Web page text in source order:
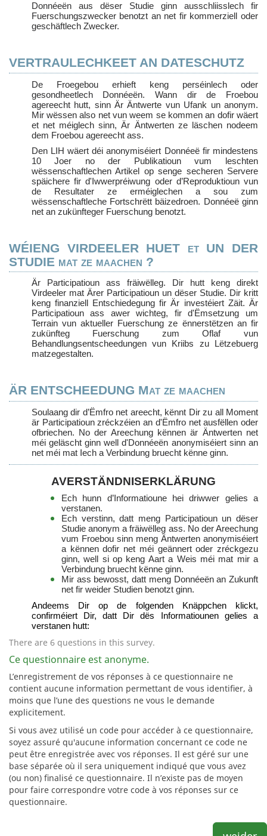
Donnéeën aus dëser Studie ginn ausschliisslech fir
Fuerschungszwecker benotzt an net fir kommerziell oder
geschäftlech Zwecker.
VERTRAULECHKEET AN DATESCHUTZ
De Froegebou erhieft keng perséinlech oder
gesondheetlech Donnéeën. Wann dir de Froebou
agereecht hutt, sinn Är Äntwerte vun Ufank un anonym.
Mir wëssen also net vun weem se kommen an dofir wäert
et net méiglech sinn, Är Äntwerten ze läschen nodeem
dem Froebou agereecht ass.
Den LIH wäert déi anonymiséiert Donnéeë fir mindestens
10 Joer no der Publikatioun vum leschten
wëssenschaftlechen Artikel op senge secheren Servere
späichere fir d'Iwwerpréiwung oder d’Reproduktioun vun
de Resultater ze erméiglechen a sou zum
wëssenschaftleche Fortschrëtt bäizedroen. Donnéeë ginn
net an zukünfteger Fuerschung benotzt.
WÉIENG VIRDEELER HUET et UN DER
STUDIE mat ze maachen ?
Är Participatioun ass fräiwëlleg. Dir hutt keng direkt
Virdeeler mat Ärer Participatioun un dëser Studie. Dir kritt
keng finanziell Entschiedegung fir Är investéiert Zäit. Är
Participatioun ass awer wichteg, fir d'Ëmsetzung um
Terrain vun aktueller Fuerschung ze ënnerstëtzen an fir
zukünfteg Fuerschung zum Oflaf vun
Behandlungsentscheedungen vun Kriibs zu Lëtzebuerg
matzegestalten.
ÄR ENTSCHEEDUNG Mat ze maachen
Soulaang dir d’Ëmfro net areecht, kënnt Dir zu all Moment
är Participatioun zréckzéien an d'Ëmfro net ausfëllen oder
ofbriechen. No der Areechung kënnen är Äntwerten net
méi geläscht ginn well d'Donnéeën anonymiséiert sinn an
net méi mat Iech a Verbindung bruecht kënne ginn.
AVERSTÄNDNISERKLÄRUNG
Ech hunn d’Informatioune hei driwwer gelies a
verstanen.
Ech verstinn, datt meng Participatioun un dëser
Studie anonym a fräiwëlleg ass. No der Areechung
vum Froebou sinn meng Äntwerten anonymiséiert
a kënnen dofir net méi geännert oder zréckgezu
ginn, well si op keng Aart a Weis méi mat mir a
Verbindung bruecht kënne ginn.
Mir ass bewosst, datt meng Donnéeën an Zukunft
net fir weider Studien benotzt ginn.
Andeems Dir op de folgenden Knäppchen klickt,
confirméiert Dir, datt Dir dës Informatiounen gelies a
verstanen hutt:
There are 6 questions in this survey.
Ce questionnaire est anonyme.
L’enregistrement de vos réponses à ce questionnaire ne
contient aucune information permettant de vous identifier, à
moins que l’une des questions ne vous le demande
explicitement.
Si vous avez utilisé un code pour accéder à ce questionnaire,
soyez assuré qu'aucune information concernant ce code ne
peut être enregistrée avec vos réponses. Il est géré sur une
base séparée où il sera uniquement indiqué que vous avez
(ou non) finalisé ce questionnaire. Il n’existe pas de moyen
pour faire correspondre votre code à vos réponses sur ce
questionnaire.